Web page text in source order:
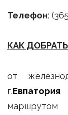
Телефон:
КАК
от
г.Евпатория